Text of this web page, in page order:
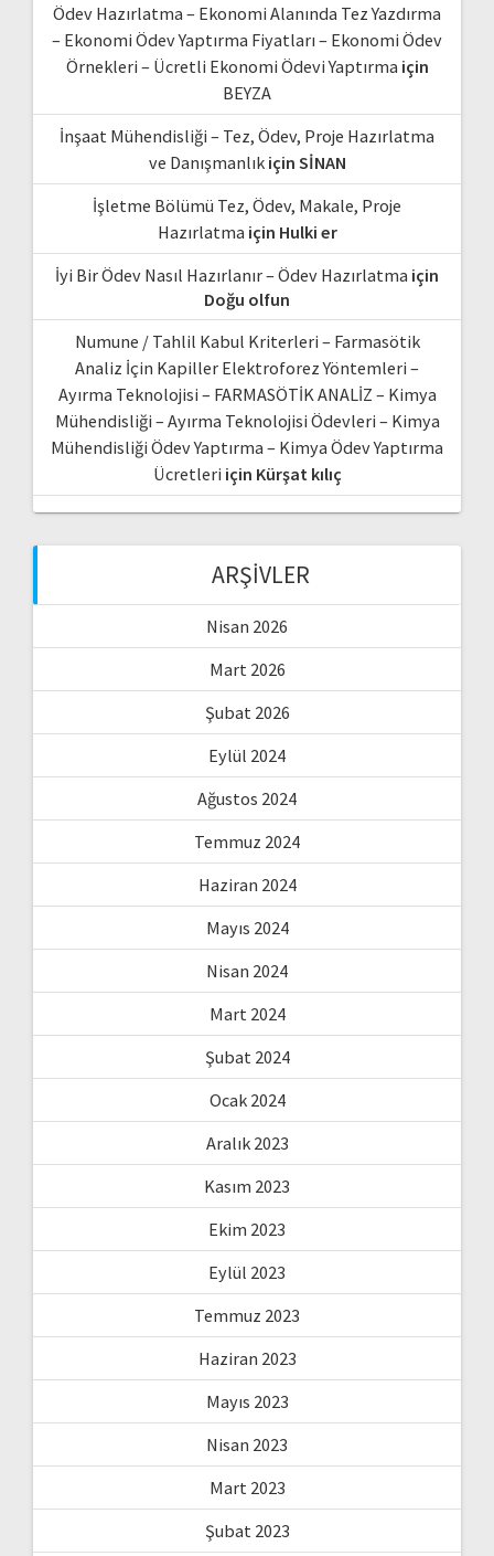
Ödev Hazırlatma – Ekonomi Alanında Tez Yazdırma
– Ekonomi Ödev Yaptırma Fiyatları – Ekonomi Ödev
Örnekleri – Ücretli Ekonomi Ödevi Yaptırma için
BEYZA
İnşaat Mühendisliği – Tez, Ödev, Proje Hazırlatma
ve Danışmanlıkiçin SİNAN
İşletme Bölümü Tez, Ödev, Makale, Proje
Hazırlatma için Hulki er
İyi Bir Ödev Nasıl Hazırlanır – Ödev Hazırlatma için
Doğu olfun
Numune / Tahlil Kabul Kriterleri – Farmasötik
Analiz İçin Kapiller Elektroforez Yöntemleri –
Ayırma Teknolojisi – FARMASÖTİK ANALİZ – Kimya
Mühendisliği – Ayırma Teknolojisi Ödevleri – Kimya
Mühendisliği Ödev Yaptırma – Kimya Ödev Yaptırma
Ücretleri için Kürşat kılıç
ARŞIVLER
Nisan 2026
Mart 2026
Şubat 2026
Eylül 2024
Ağustos 2024
Temmuz 2024
Haziran 2024
Mayıs 2024
Nisan 2024
Mart 2024
Şubat 2024
Ocak 2024
Aralık 2023
Kasım 2023
Ekim 2023
Eylül 2023
Temmuz 2023
Haziran 2023
Mayıs 2023
Nisan 2023
Mart 2023
Şubat 2023